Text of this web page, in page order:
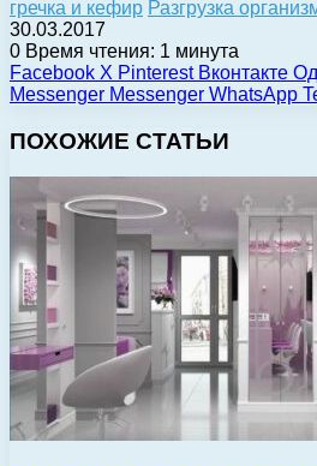
гречка и кефир Разгрузка
30.03.2017
0 Время чтения: 1 минута
Facebook X Pinterest Вконтакте
Messenger Messenger WhatsApp
ПОХОЖИЕ СТАТЬИ